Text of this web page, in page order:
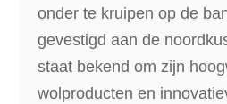
onder te kruipen op de
gevestigd aan de
staat bekend om zijn
wolproducten en